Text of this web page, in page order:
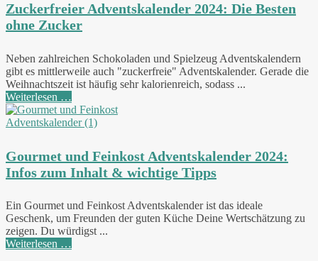
Zuckerfreier Adventskalender 2024: Die Besten
ohne Zucker
Neben zahlreichen Schokoladen und Spielzeug Adventskalendern
gibt es mittlerweile auch "zuckerfreie" Adventskalender. Gerade die
Weihnachtszeit ist häufig sehr kalorienreich, sodass ...
Weiterlesen …
Gourmet und Feinkost Adventskalender 2024:
Infos zum Inhalt & wichtige Tipps
Ein Gourmet und Feinkost Adventskalender ist das ideale
Geschenk, um Freunden der guten Küche Deine Wertschätzung zu
zeigen. Du würdigst ...
Weiterlesen …